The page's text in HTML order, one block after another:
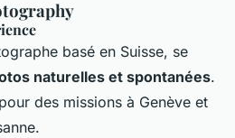
basé en Suisse, se
naturelles et spontanées.
des missions à Genève et